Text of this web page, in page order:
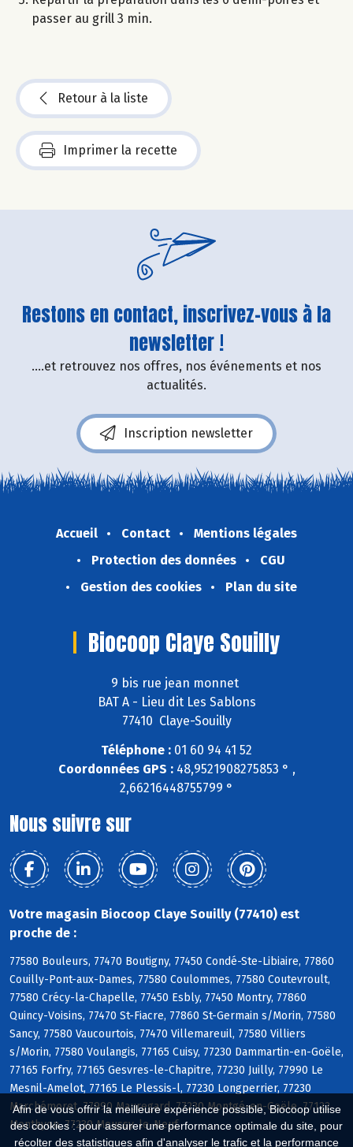
Afin de vous offrir la meilleure expérience possible, Biocoop utilise
des cookies : pour assurer une performance optimale du site, pour
récolter des statistiques afin d'analyser le trafic et la performance
passer au grill 3 min.
Retour à la liste
Imprimer la recette
Restons en contact, inscrivez-vous à la
newsletter !
....et retrouvez nos offres, nos événements et nos
actualités.
Inscription newsletter
Accueil Contact
Mentions légales
Protection des données
CGU
Gestion des cookies
Plan du site
Biocoop Claye Souilly
9 bis rue jean monnet
BAT A - Lieu dit Les Sablons
77410 Claye-Souilly
Téléphone : 01 60 94 41 52
Coordonnées GPS :48,9521908275853 ° ,
2,66216448755799 °
Nous suivre sur
Votre magasin Biocoop Claye Souilly (77410) est
proche de :
77580 Bouleurs, 77470 Boutigny, 77450 Condé-Ste-Libiaire, 77860
Couilly-Pont-aux-Dames, 77580 Coulommes, 77580 Coutevroult,
77580 Crécy-la-Chapelle, 77450 Esbly, 77450 Montry, 77860
Quincy-Voisins, 77470 St-Fiacre, 77860 St-Germain s/Morin, 77580
Sancy, 77580 Vaucourtois, 77470 Villemareuil, 77580 Villiers
s/Morin, 77580 Voulangis, 77165 Cuisy, 77230 Dammartin-en-Goële,
77165 Forfry, 77165 Gesvres-le-Chapitre, 77230 Juilly, 77990 Le
Mesnil-Amelot, 77165 Le Plessis-l, 77230 Longperrier, 77230
Marchémoret, 77990 Mauregard, 77230 Montgé-en-Goële, 77122
Monthyon, 77230 Moussy-le-Neuf